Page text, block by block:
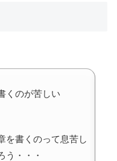
くのが苦しい
を書くのって息苦し
う・・・